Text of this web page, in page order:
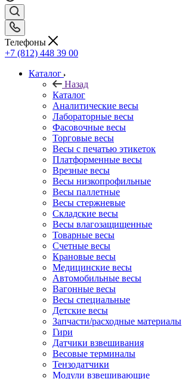
Телефоны
+7 (812) 448 39 00
Каталог
Назад
Каталог
Аналитические весы
Лабораторные весы
Фасовочные весы
Торговые весы
Весы с печатью этикеток
Платформенные весы
Врезные весы
Весы низкопрофильные
Весы паллетные
Весы стержневые
Складские весы
Весы влагозащищенные
Товарные весы
Счетные весы
Крановые весы
Медицинские весы
Автомобильные весы
Вагонные весы
Весы специальные
Детские весы
Запчасти/расходные материалы
Гири
Датчики взвешивания
Весовые терминалы
Тензодатчики
Модули взвешивающие